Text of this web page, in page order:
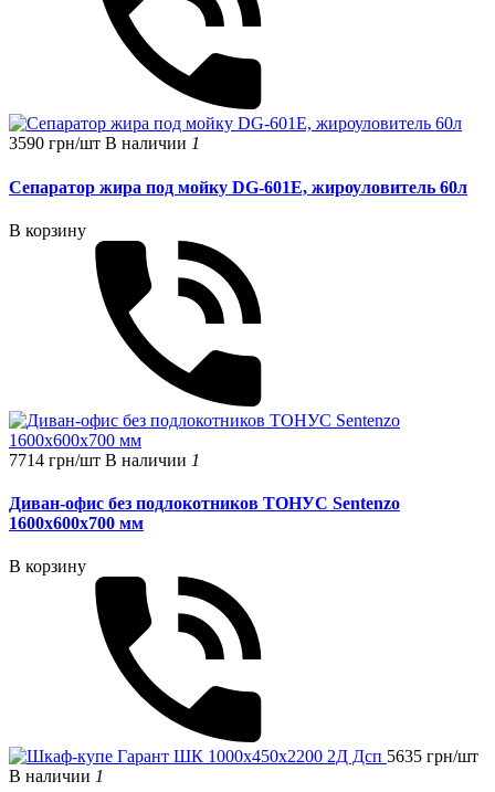
3590 грн/шт В наличии 1
Сепаратор жира под мойку DG-601E, жироуловитель 60л
В корзину
7714 грн/шт В наличии 1
Диван-офис без подлокотников ТОНУС Sentenzo
1600x600x700 мм
В корзину
5635 грн/шт
В наличии 1